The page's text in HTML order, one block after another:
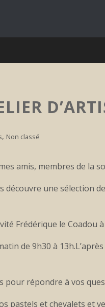
, Non classé
amis, membres de la
une sélection
Frédérique le Coadou
de 9h30 à
pour répondre à vos
pastels et chevalets et